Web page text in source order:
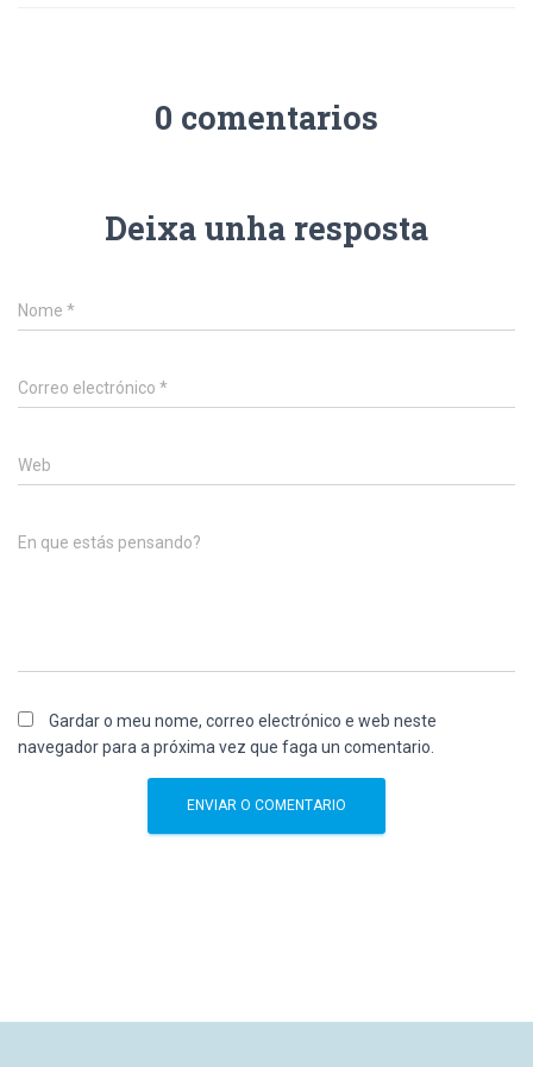
0 comentarios
Deixa unha resposta
Nome *
Correo electrónico *
Web
En que estás pensando?
Gardar o meu nome, correo electrónico e web neste
navegador para a próxima vez que faga un comentario.